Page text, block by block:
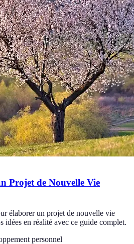
Projet de Nouvelle Vie
élaborer un projet de nouvelle vie
idées en réalité avec ce guide complet.
personnel